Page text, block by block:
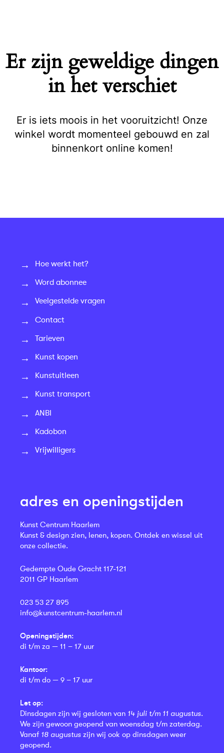
Er zijn geweldige dingen
in het verschiet
Er is iets moois in het vooruitzicht! Onze
winkel wordt momenteel gebouwd en zal
binnenkort online komen!
Hoe werkt het?
Word abonnee
Veelgestelde vragen
Contact
Tarieven
Kunst kopen
Kunstuitleen
Kunst transport
ANBI
Kadobon
Vrijwilligers
adres en openingstijden
Kunst Centrum Haarlem
Kunst & design zien, lenen, kopen. Ontdek en wissel uit
onze collectie.
Gedempte Oude Gracht 117-121
2011 GP Haarlem
023 53 27 895
info@kunstcentrum-haarlem.nl
Openingstijden:
di t/m za — 11 – 17 uur
Kantoor:
di t/m do — 9 – 17 uur
Let op:
Dinsdagen zijn wij gesloten van 14 juli t/m 11 augustus.
We zijn gewoon geopend van woensdag t/m zaterdag.
Vanaf 18 augustus zijn wij ook op dinsdagen weer
geopend.